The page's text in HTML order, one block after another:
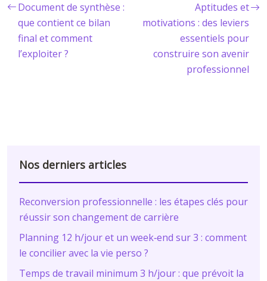
Document de synthèse :
que contient ce bilan
final et comment
l’exploiter ?
Aptitudes et
motivations : des leviers
essentiels pour
construire son avenir
professionnel
Nos derniers articles
Reconversion professionnelle : les étapes clés pour
réussir son changement de carrière
Planning 12 h/jour et un week‑end sur 3 : comment
le concilier avec la vie perso ?
Temps de travail minimum 3 h/jour : que prévoit la